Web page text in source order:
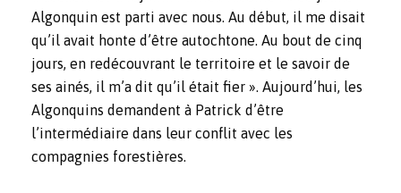
Algonquin est parti avec nous. Au début, il me disait
qu’il avait honte d’être autochtone. Au bout de cinq
jours, en redécouvrant le territoire et le savoir de
ses ainés, il m’a dit qu’il était fier ». Aujourd’hui, les
Algonquins demandent à Patrick d’être
l’intermédiaire dans leur conflit avec les
compagnies forestières.